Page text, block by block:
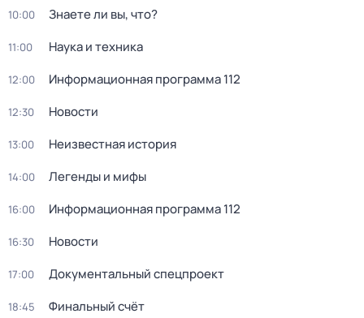
10:00 Знаете ли вы, что?
11:00 Наука и техника
12:00 Информационная программа 112
12:30 Новости
13:00 Неизвестная история
14:00 Легенды и мифы
16:00 Информационная программа 112
16:30 Новости
17:00 Документальный спецпроект
18:45 Финальный счёт